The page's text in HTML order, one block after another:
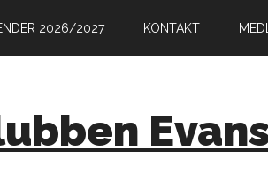
2026/2027 KONTAKT